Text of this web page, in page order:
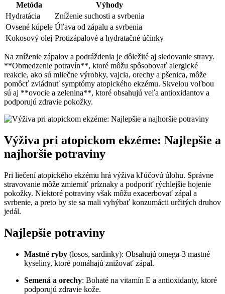
Metóda
Výhody
Hydratácia
Zníženie suchosti a svrbenia
Ovsené kúpele Úľava od zápalu a svrbenia
Kokosový olej Protizápalové a hydratačné účinky
Na zníženie zápalov a podráždenia je dôležité aj sledovanie stravy.
**Obmedzenie potravín**, ktoré môžu spôsobovať alergické
reakcie, ako sú mliečne výrobky, vajcia, orechy a pšenica, môže
pomôcť zvládnuť symptómy atopického ekzému. Skvelou voľbou
sú aj **ovocie a zelenina**, ktoré obsahujú veľa antioxidantov a
podporujú zdravie pokožky.
Výživa pri atopickom ekzéme: Najlepšie a
najhoršie potraviny
Pri liečení atopického ekzému hrá výživa kľúčovú úlohu. Správne
stravovanie môže zmierniť príznaky a podporiť rýchlejšie hojenie
pokožky. Niektoré potraviny však môžu exacerbovať zápal a
svrbenie, a preto by ste sa mali vyhýbať konzumácii určitých druhov
jedál.
Najlepšie potraviny
Mastné ryby (losos, sardinky): Obsahujú omega-3 mastné
kyseliny, ktoré pomáhajú znižovať zápal.
Semená a orechy: Bohaté na vitamín E a antioxidanty, ktoré
podporujú zdravie kože.